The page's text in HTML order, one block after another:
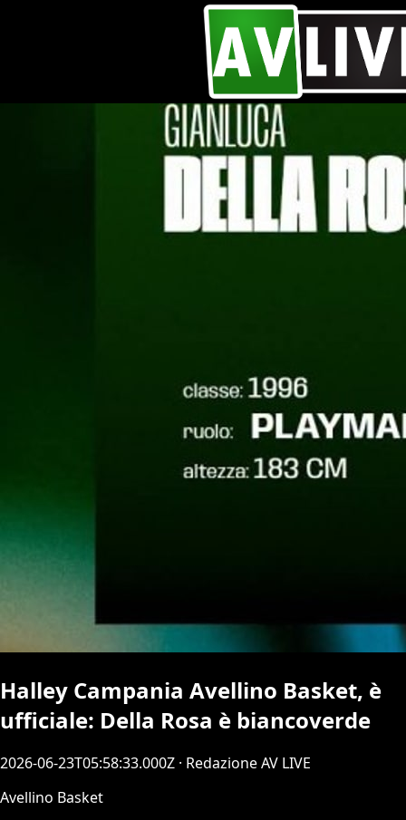
Halley Campania Avellino Basket, è
ufficiale: Della Rosa è biancoverde
2026-06-23T05:58:33.000Z · Redazione AV LIVE
Avellino Basket